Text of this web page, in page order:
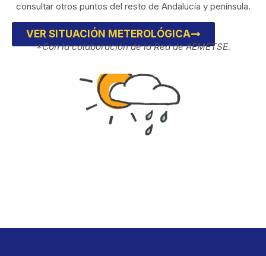
consultar otros puntos del resto de Andalucía y península.
VER SITUACIÓN METEROLÓGICA
*Con la colaboración de la Red de AEMETSE.